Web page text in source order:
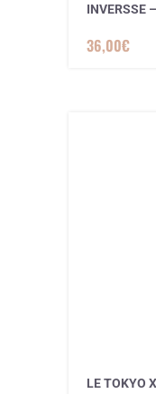
INVERSSE
36,00€
LE TOKYO